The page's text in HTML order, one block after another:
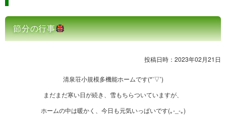
節分の行事
投稿日時：2023年02月21日
清泉荘小規模多機能ホームです(*’▽’)
まだまだ寒い日が続き、雪もちらついていますが、
ホームの中は暖かく、今日も元気いっぱいです(｡-_-｡)